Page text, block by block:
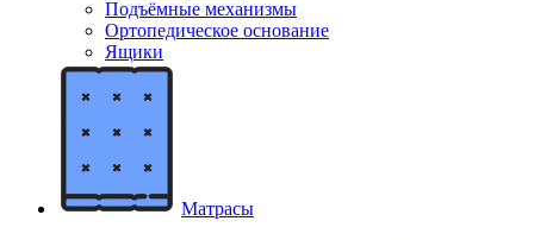
Подъёмные механизмы
Ортопедическое основание
Ящики
Матрасы